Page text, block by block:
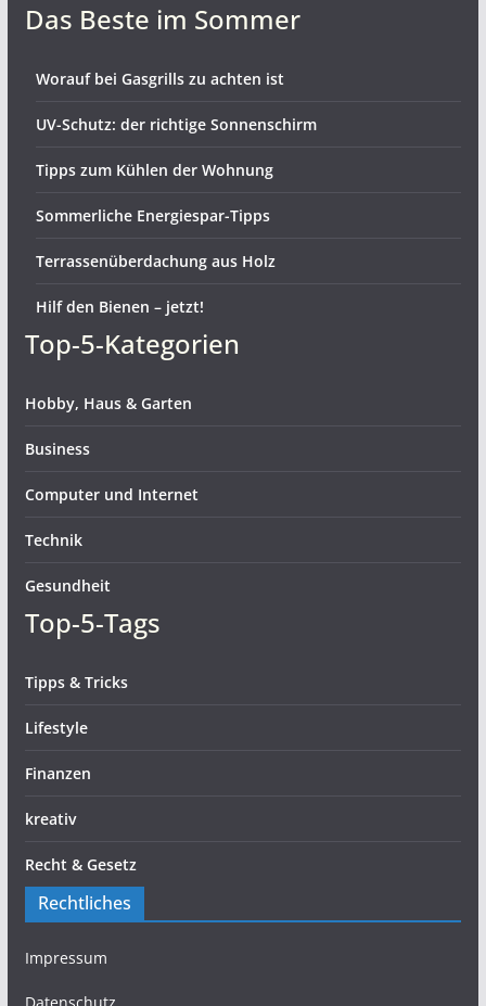
Das Beste im Sommer
Worauf bei Gasgrills zu achten ist
UV-Schutz: der richtige Sonnenschirm
Tipps zum Kühlen der Wohnung
Sommerliche Energiespar-Tipps
Terrassenüberdachung aus Holz
Hilf den Bienen – jetzt!
Top-5-Kategorien
Hobby, Haus & Garten
Business
Computer und Internet
Technik
Gesundheit
Top-5-Tags
Tipps & Tricks
Lifestyle
Finanzen
kreativ
Recht & Gesetz
Rechtliches
Impressum